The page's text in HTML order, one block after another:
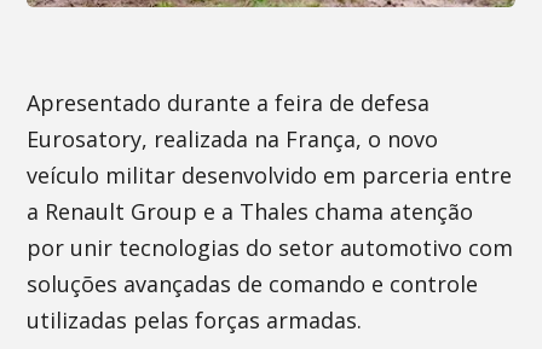
Apresentado durante a feira de defesa
Eurosatory, realizada na França, o novo
veículo militar desenvolvido em parceria entre
a Renault Group e a Thales chama atenção
por unir tecnologias do setor automotivo com
soluções avançadas de comando e controle
utilizadas pelas forças armadas.